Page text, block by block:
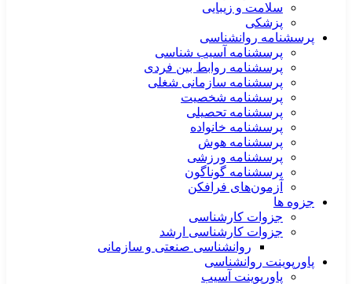
سلامت و زیبایی
پزشکی
پرسشنامه روانشناسی
پرسشنامه آسیب شناسی
پرسشنامه روابط بین فردی
پرسشنامه سازمانی شغلی
پرسشنامه شخصیت
پرسشنامه تحصیلی
پرسشنامه خانواده
پرسشنامه هوش
پرسشنامه ورزشی
پرسشنامه گوناگون
آزمون‌های فرافکن
جزوه ها
جزوات کارشناسی
جزوات کارشناسی ارشد
روانشناسی صنعتی و سازمانی
پاورپوینت روانشناسی
پاورپوینت آسیب